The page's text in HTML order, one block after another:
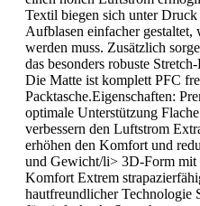
Textil biegen sich unter
Aufblasen einfacher
werden muss. Zusätzlich
das besonders robuste
Die Matte ist komplett PFC
Packtasche.Eigenschaften:
optimale Unterstützung
verbessern den Luftstrom
erhöhen den Komfort und
und Gewicht/li> 3D-Form
Komfort Extrem
hautfreundlicher Technologie